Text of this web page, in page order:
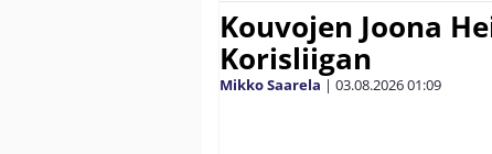
Kouvojen Joona
Korisliigan
Mikko Saarela | 03.08.202601:09